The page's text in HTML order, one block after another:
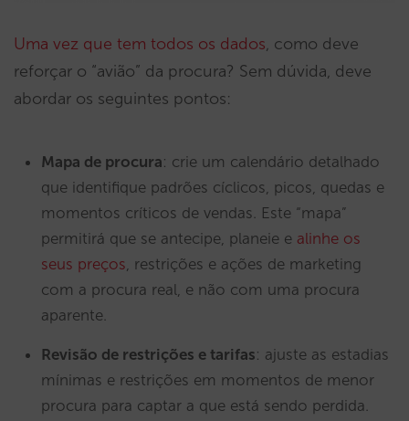
Uma vez que tem todos os dados, como deve
reforçar o “avião” da procura? Sem dúvida, deve
abordar os seguintes pontos:
Mapa de procura: crie um calendário detalhado
que identifique padrões cíclicos, picos, quedas e
momentos críticos de vendas. Este “mapa”
permitirá que se antecipe, planeie e alinhe os
seus preços, restrições e ações de marketing
com a procura real, e não com uma procura
aparente.
Revisão de restrições e tarifas: ajuste as estadias
mínimas e restrições em momentos de menor
procura para captar a que está sendo perdida.